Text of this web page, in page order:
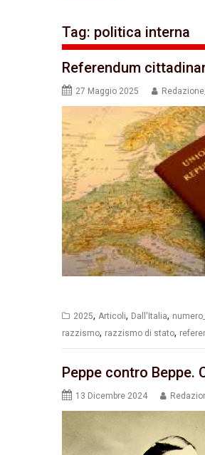
Tag: politica interna
Referendum
27 Maggio 2025
2025, Articoli, Dall'Italia,
razzismo, razzismo di stato,
Peppe contro Beppe.
13 Dicembre 2024